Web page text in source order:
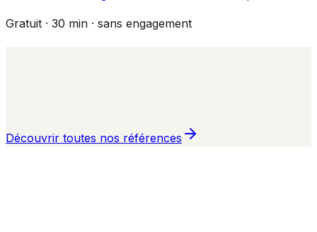
Gratuit · 30 min · sans engagement
Découvrir toutes nos références